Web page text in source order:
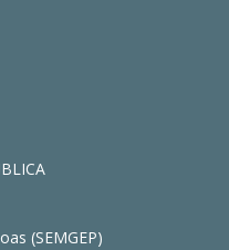
(SEMGEP)